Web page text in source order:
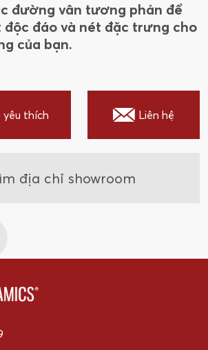
đường vân tương phản để
đáo và nét đặc trưng cho
của bạn.
yêu thích Liên hệ
địa chỉ showroom